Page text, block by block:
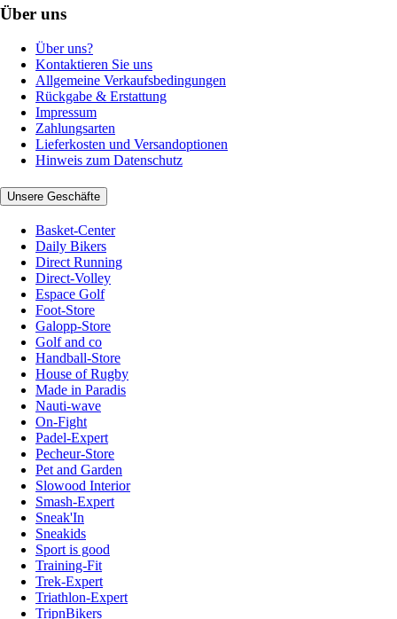
Über uns
Über uns?
Kontaktieren Sie uns
Allgemeine Verkaufsbedingungen
Rückgabe & Erstattung
Impressum
Zahlungsarten
Lieferkosten und Versandoptionen
Hinweis zum Datenschutz
Unsere Geschäfte
Basket-Center
Daily Bikers
Direct Running
Direct-Volley
Espace Golf
Foot-Store
Galopp-Store
Golf and co
Handball-Store
House of Rugby
Made in Paradis
Nauti-wave
On-Fight
Padel-Expert
Pecheur-Store
Pet and Garden
Slowood Interior
Smash-Expert
Sneak'In
Sneakids
Sport is good
Training-Fit
Trek-Expert
Triathlon-Expert
TripnBikers